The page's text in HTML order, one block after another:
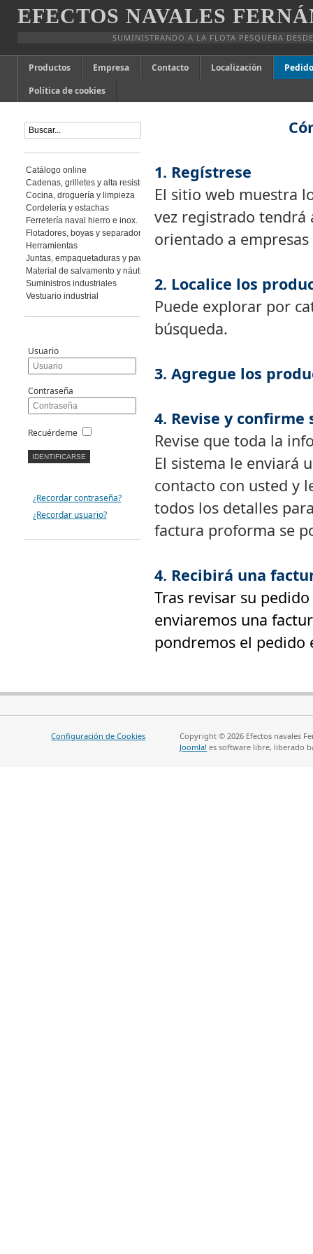
EFECTOS NAVALES
SUMINISTRANDO A LA FLOTA PESQUERA
Productos Empresa Contacto Localización
Política de cookies
1. Regístrese
El sitio web muestra
vez registrado tendrá
orientado a
2. Localice los
Puede explorar por
búsqueda.
3. Agregue los
4. Revise y confirme
Revise que toda la
El sistema le enviará
contacto con usted y
todos los detalles
factura proforma se
4. Recibirá una
Tras revisar su
enviaremos una
pondremos el pedido
Catálogo online
Cadenas, grilletes y alta resistencia
Cocina, droguería y limpieza
Cordelería y estachas
Ferretería naval hierro e inox.
Flotadores, boyas y separadores
Herramientas
Juntas, empaquetaduras y pavimento
Material de salvamento y náutica
Suministros industriales
Vestuario industrial
Usuario
Contraseña
Recuérdeme
¿Recordar contraseña?
¿Recordar usuario?
Configuración de Cookies
Copyright © 2026 Efectos navales
Joomla! es software libre, liberado